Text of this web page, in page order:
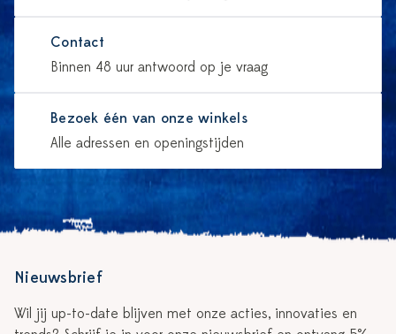
Contact
Binnen 48 uur antwoord op je vraag
Bezoek één van onze winkels
Alle adressen en openingstijden
Nieuwsbrief
Wil jij up-to-date blijven met onze acties, innovaties en